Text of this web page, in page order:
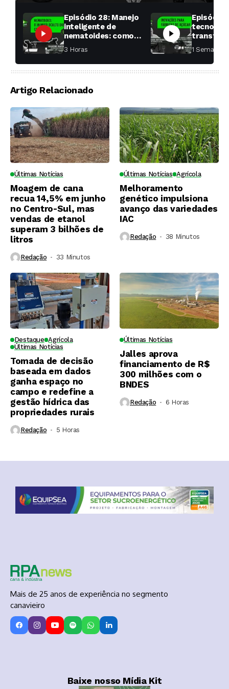
Episódio 28: Manejo
inteligente de
nematoides: como
aumentar a
produtividade das
soqueiras?
3 Horas ⁮
Episódio
fábricas
1 Semana ⁮
Artigo Relacionado
Últimas Notícias
Moagem de cana
recua 14,5% em junho
no Centro-Sul, mas
vendas de etanol
superam 3 bilhões de
litros
Redação 33 Minutos ⁮
Últimas Notícias Agrícola
Melhoramento
genético impulsiona
avanço das variedades
IAC
Redação 38 Minutos ⁮
Destaque Agrícola
Últimas Notícias
Tomada de decisão
baseada em dados
ganha espaço no
campo e redefine a
gestão hídrica das
propriedades rurais
Redação 5 Horas ⁮
Últimas Notícias
Jalles aprova
financiamento de R$
300 milhões com o
BNDES
Redação 6 Horas ⁮
Mais de 25 anos de experiência no segmento
canavieiro
Baixe nosso Mídia Kit